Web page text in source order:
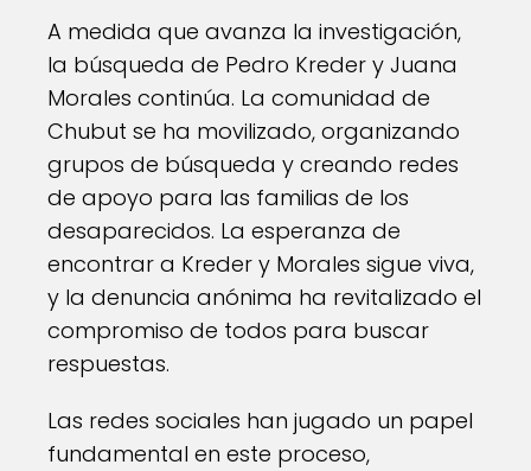
A medida que avanza la investigación,
la búsqueda de Pedro Kreder y Juana
Morales continúa. La comunidad de
Chubut se ha movilizado, organizando
grupos de búsqueda y creando redes
de apoyo para las familias de los
desaparecidos. La esperanza de
encontrar a Kreder y Morales sigue viva,
y la denuncia anónima ha revitalizado el
compromiso de todos para buscar
respuestas.
Las redes sociales han jugado un papel
fundamental en este proceso,